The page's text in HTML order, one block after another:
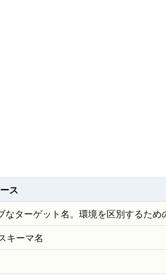
ス
ターゲット名。環境を区別するため
キーマ名